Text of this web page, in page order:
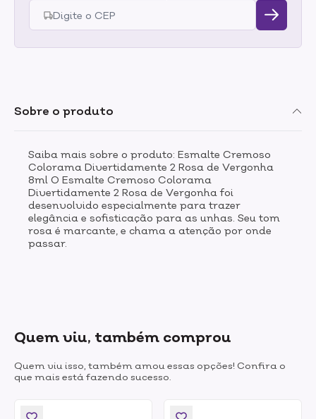
Sobre o produto
Saiba mais sobre o produto: Esmalte Cremoso
Colorama Divertidamente 2 Rosa de Vergonha
8ml O Esmalte Cremoso Colorama
Divertidamente 2 Rosa de Vergonha foi
desenvolvido especialmente para trazer
elegância e sofisticação para as unhas. Seu tom
rosa é marcante, e chama a atenção por onde
passar.
Quem viu, também comprou
Quem viu isso, também amou essas opções! Confira o
que mais está fazendo sucesso.